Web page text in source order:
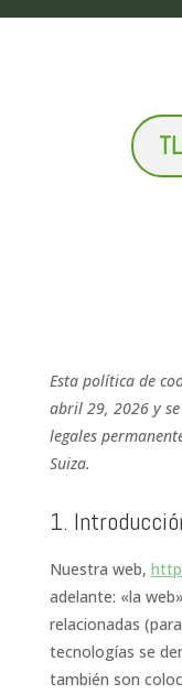
Esta política de
abril 29, 2026 y
legales
Suiza.
1.
Nuestra web,
adelante: «la
relacionadas
tecnologías se
también son